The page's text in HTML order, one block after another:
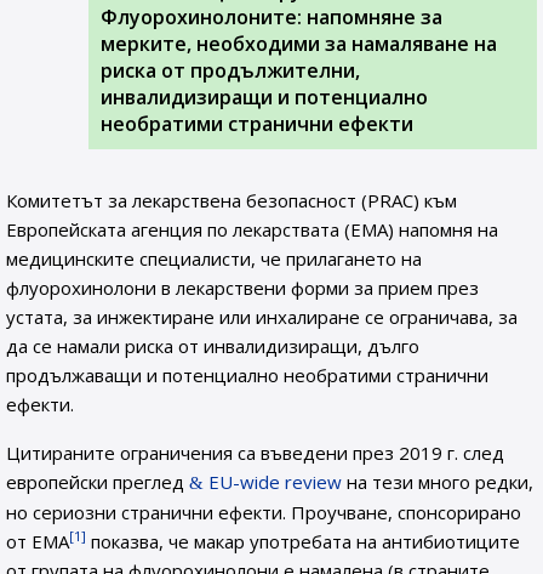
Флуорохинолоните: напомняне за
мерките, необходими за намаляване на
риска от продължителни,
инвалидизиращи и потенциално
необратими странични ефекти
Комитетът за лекарствена безопасност (PRAC) към
Европейската агенция по лекарствата (ЕМА) напомня на
медицинските специалисти, че прилагането на
флуорохинолони в лекарствени форми за прием през
устата, за инжектиране или инхалиране се ограничава, за
да се намали риска от инвалидизиращи, дълго
продължаващи и потенциално необратими странични
ефекти.
Цитираните ограничения са въведени през 2019 г. след
европейски преглед
EU-wide review на тези много редки,
но сериозни странични ефекти. Проучване, спонсорирано
от ЕМА[1] показва, че макар употребата на антибиотиците